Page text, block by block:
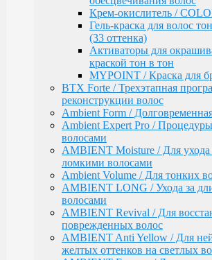
Окрашивание и осветление
КРЕМ-КРАСКА
Осветление
Окисляющая эмульсия
Гель-краска Colordream
Оттеночные муссы
SHAPE WAVE / Химическая
НАБОРЫ EPICA
Уход за кожей рук / Крем-
Styling
TOTAL CARE / Уход и защита
SPECIAL / Особенный уход
SKIN BALANCE| /
желез
SILK WAVES / Ежедневный
волосами
HEMP THERAPY ORGANIC /
MEN'S / Мужская серия
COLD BLOND / Уход для blond
KERATIN PRO / Реконструкция
Крем-окислитель /
Гель-краска для волос
(33 оттенка)
Активаторы для
краской тон в тон
MYPOINT / Краска для
BTX Forte / Трехэтапная
реконструкции волос
Ambient Form /
Ambient Expert Pro / Процедуры
волосами
AMBIENT Moisture / Для ухода
ломкими волосами
Ambient Volume / Для тонких
AMBIENT LONG / Ухода за
волосами
AMBIENT Revival / Для
поврежденных волос
AMBIENT Anti Yellow / Для
желтых оттенков на светлых